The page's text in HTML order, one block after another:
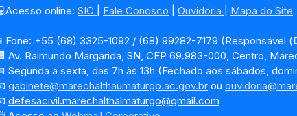
online: SIC Fale Conosco Ouvidoria Mapa do Site
+55 (68) 3325-1092 / (68) 99282-7179 (Responsável (
Av. Raimundo Margarida, SN, CEP 69.983-000, Centro,
Segunda a sexta, das 7h às 13h (Fechado aos sábados,
gabinete@marechalthaumaturgo.ac.gov.br ou
defesacivil.marechalthalmaturgo@gmail.com